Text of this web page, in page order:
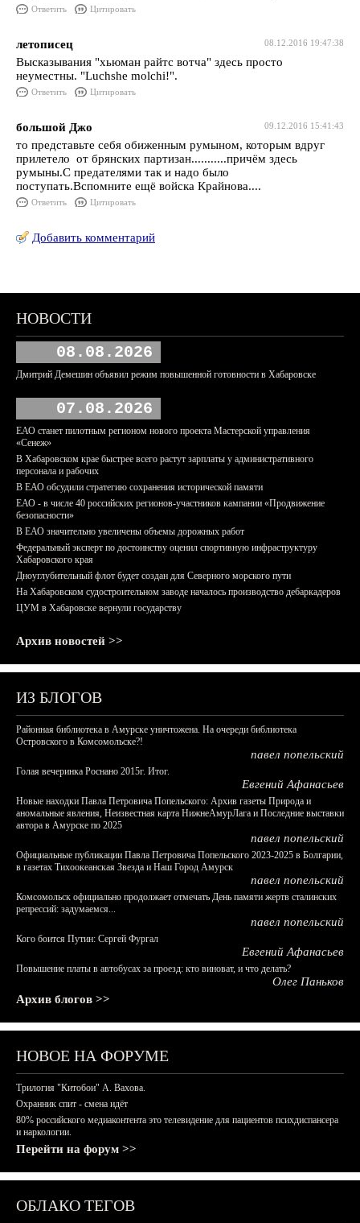
Ответить Цитировать
08.12.2016 19:47:38
летописец
Высказывания "хьюман райтс вотча" здесь просто
неуместны. "Luchshe molchi!".
Ответить Цитировать
09.12.2016 15:41:43
большой Джо
то представьте себя обиженным румыном, которым вдруг
прилетело от брянских партизан...........причём здесь
румыны.С предателями так и надо было
поступать.Вспомните ещё войска Крайнова....
Ответить Цитировать
Добавить комментарий
НОВОСТИ
08.08.2026
Дмитрий Демешин объявил режим повышенной готовности в Хабаровске
07.08.2026
ЕАО станет пилотным регионом нового проекта Мастерской управления
«Сенеж»
В Хабаровском крае быстрее всего растут зарплаты у административного
персонала и рабочих
В ЕАО обсудили стратегию сохранения исторической памяти
ЕАО - в числе 40 российских регионов-участников кампании «Продвижение
безопасности»
В ЕАО значительно увеличены объемы дорожных работ
Федеральный эксперт по достоинству оценил спортивную инфраструктуру
Хабаровского края
Дноуглубительный флот будет создан для Северного морского пути
На Хабаровском судостроительном заводе началось производство дебаркадеров
ЦУМ в Хабаровске вернули государству
Архив новостей >>
ИЗ БЛОГОВ
Районная библиотека в Амурске уничтожена. На очереди библиотека
Островского в Комсомольске?!
павел попельский
Голая вечеринка Роснано 2015г. Итог.
Евгений Афанасьев
Новые находки Павла Петровича Попельского: Архив газеты Природа и
аномальные явления, Неизвестная карта НижнеАмурЛага и Последние выставки
автора в Амурске по 2025
павел попельский
Официальные публикации Павла Петровича Попельского 2023-2025 в Болгарии,
в газетах Тихоокеанская Звезда и Наш Город Амурск
павел попельский
Комсомольск официально продолжает отмечать День памяти жертв сталинских
репрессий: задумаемся...
павел попельский
Кого боится Путин: Сергей Фургал
Евгений Афанасьев
Повышение платы в автобусах за проезд: кто виноват, и что делать?
Олег Паньков
Архив блогов >>
НОВОЕ НА ФОРУМЕ
Трилогия "Китобои" А. Вахова.
Охранник спит - смена идёт
80% российского медиаконтента это телевидение для пациентов психдиспансера
и наркологии.
Перейти на форум >>
ОБЛАКО ТЕГОВ